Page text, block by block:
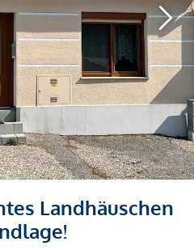
Landhäuschen